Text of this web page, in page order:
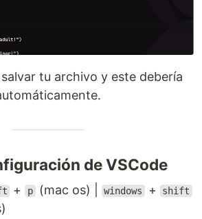
tu archivo y este debería
de VSCode
+ p (mac os) | windows + shift